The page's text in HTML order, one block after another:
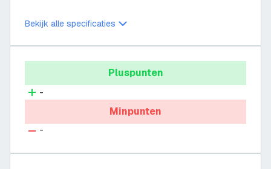
Bekijk alle specificaties
Pluspunten
-
Minpunten
-